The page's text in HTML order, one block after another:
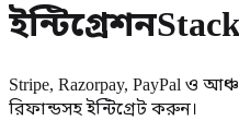
ইন্টিগ্রেশন
Stripe, Razorpay, PayPal ও
রিফান্ডসহ ইন্টিগ্রেট করুন।